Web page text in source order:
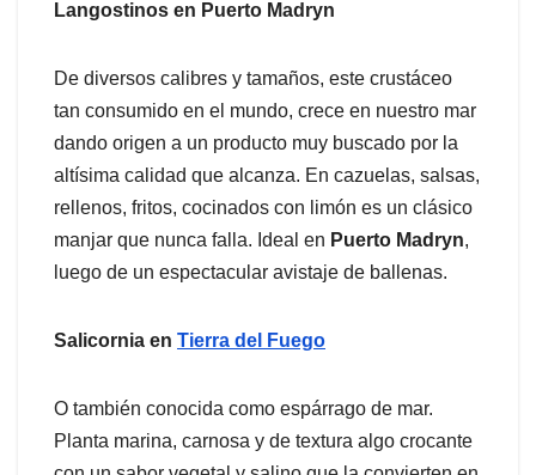
Langostinos en Puerto Madryn
De diversos calibres y tamaños, este crustáceo
tan consumido en el mundo, crece en nuestro mar
dando origen a un producto muy buscado por la
altísima calidad que alcanza. En cazuelas, salsas,
rellenos, fritos, cocinados con limón es un clásico
manjar que nunca falla. Ideal en Puerto Madryn,
luego de un espectacular avistaje de ballenas.
Salicornia en Tierra del Fuego
O también conocida como espárrago de mar.
Planta marina, carnosa y de textura algo crocante